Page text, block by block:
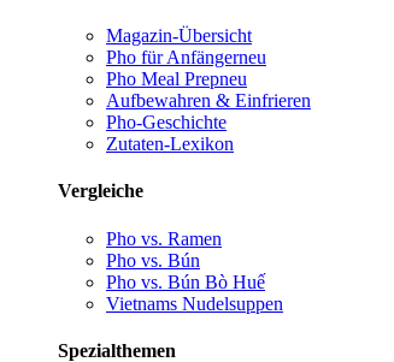
Magazin-Übersicht
Pho für Anfängerneu
Pho Meal Prepneu
Aufbewahren & Einfrieren
Pho-Geschichte
Zutaten-Lexikon
Vergleiche
Pho vs. Ramen
Pho vs. Bún
Pho vs. Bún Bò Huế
Vietnams Nudelsuppen
Spezialthemen